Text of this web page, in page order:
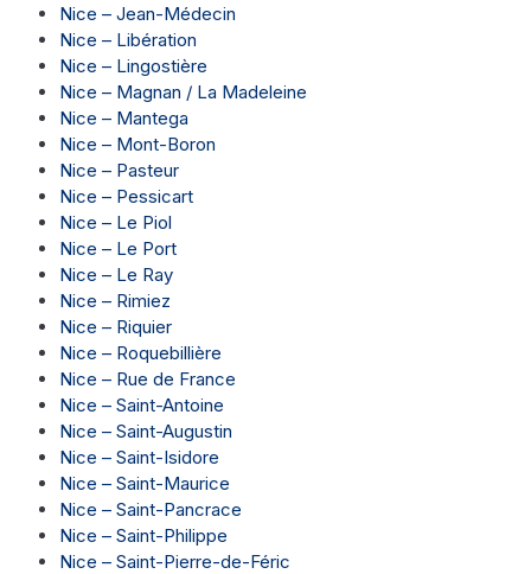
Nice – Jean-Médecin
Nice – Libération
Nice – Lingostière
Nice – Magnan / La Madeleine
Nice – Mantega
Nice – Mont-Boron
Nice – Pasteur
Nice – Pessicart
Nice – Le Piol
Nice – Le Port
Nice – Le Ray
Nice – Rimiez
Nice – Riquier
Nice – Roquebillière
Nice – Rue de France
Nice – Saint-Antoine
Nice – Saint-Augustin
Nice – Saint-Isidore
Nice – Saint-Maurice
Nice – Saint-Pancrace
Nice – Saint-Philippe
Nice – Saint-Pierre-de-Féric